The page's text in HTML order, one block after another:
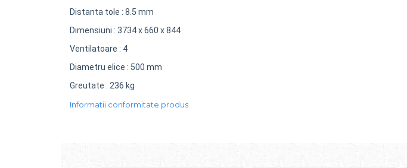
CONSUMABILE
CONTACTEAZĂ-
Distanta tole : 8.5 mm
Dimensiuni : 3734 x 660 x 844
Ventilatoare : 4
Diametru elice : 500 mm
Greutate : 236 kg
Informatii conformitate produs